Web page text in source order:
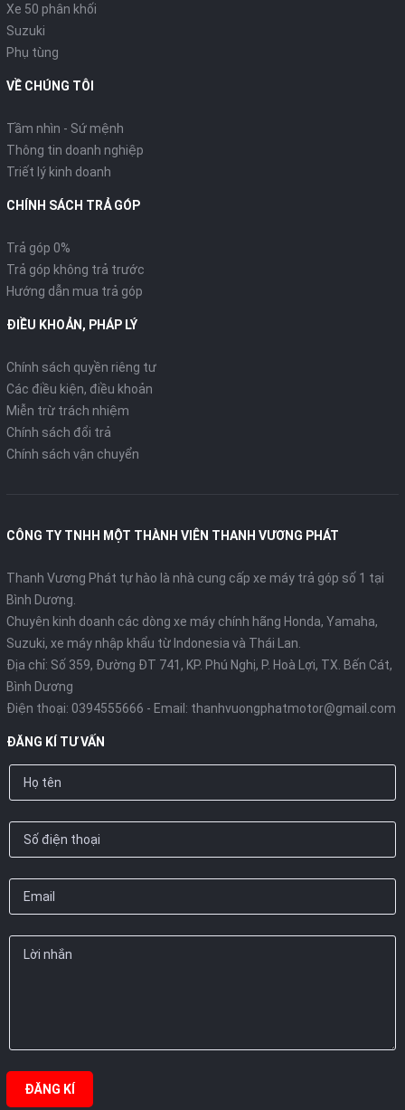
Xe 50 phân khối
Suzuki
Phụ tùng
VỀ CHÚNG TÔI
Tầm nhìn - Sứ mệnh
Thông tin doanh nghiệp
Triết lý kinh doanh
CHÍNH SÁCH TRẢ GÓP
Trả góp 0%
Trả góp không trả trước
Hướng dẫn mua trả góp
ĐIỀU KHOẢN, PHÁP LÝ
Chính sách quyền riêng tư
Các điều kiện, điều khoản
Miễn trừ trách nhiệm
Chính sách đổi trả
Chính sách vận chuyển
CÔNG TY TNHH MỘT THÀNH VIÊN THANH VƯƠNG PHÁT
Thanh Vương Phát tự hào là nhà cung cấp xe máy trả góp số 1 tại
Bình Dương.
Chuyên kinh doanh các dòng xe máy chính hãng Honda, Yamaha,
Suzuki, xe máy nhập khẩu từ Indonesia và Thái Lan.
Địa chỉ: Số 359, Đường ĐT 741, KP. Phú Nghị, P. Hoà Lợi, TX. Bến Cát,
Bình Dương
Điện thoại: 0394555666 - Email: thanhvuongphatmotor@gmail.com
ĐĂNG KÍ TƯ VẤN
ĐĂNG KÍ